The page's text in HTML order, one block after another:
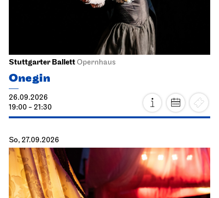
Stuttgarter BallettOpernhaus
Onegin
26.09.2026
19:00 - 21:30
So, 27.09.2026